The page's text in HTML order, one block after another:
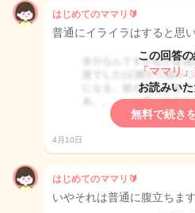
はじめてのママリ🔰
普通にイライラはすると思
この回答
「ママリ」
お読みいた
無料で続き
4月10日
はじめてのママリ🔰
いやそれは普通に腹立ちま